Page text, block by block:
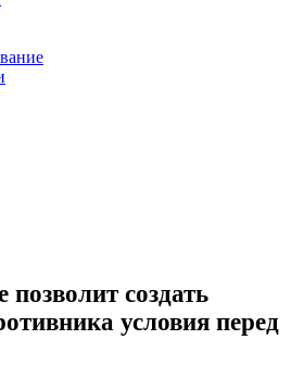
создать
условия перед